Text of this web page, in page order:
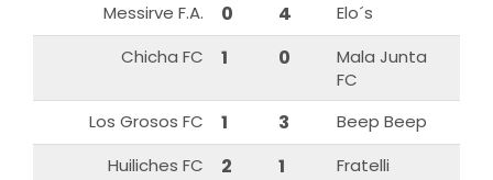
Messirve F.A.
0 4
Elo´s
Chicha FC
1 0
Mala Junta
FC
Los Grosos FC
1 3
Beep Beep
Huiliches FC
2 1
Fratelli